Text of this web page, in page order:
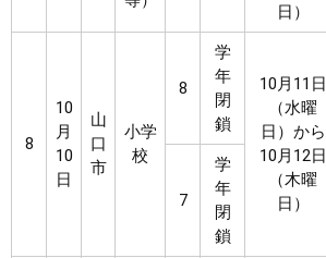
日）
8
10
月
10
日
山
口
市
小学
校
8
学
年
閉
鎖
10月11日
（水曜
日）から
10月12日
（木曜
日）
7
学
年
閉
鎖